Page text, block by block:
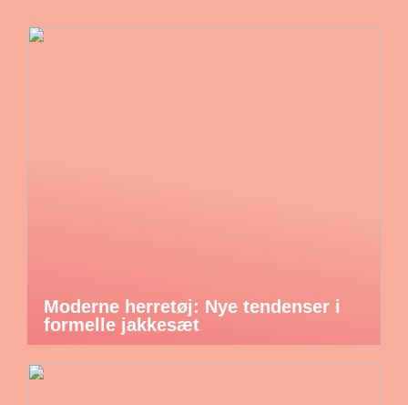
Moderne herretøj: Nye tendenser i
formelle jakkesæt